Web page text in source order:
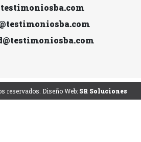
reservados. Diseño Web: SR Soluciones